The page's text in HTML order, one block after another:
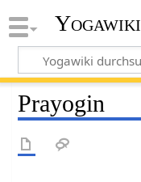
Yogawiki
Prayogin